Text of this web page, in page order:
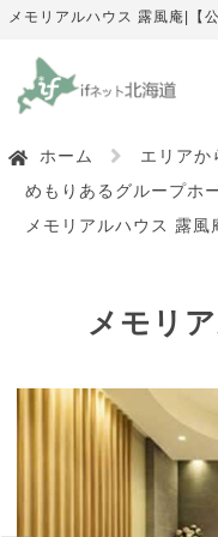
メモリアルハウス 露風庵|【
ホーム エリアか
めもりあるグループホ
メモリアルハウス 露風
メモリ